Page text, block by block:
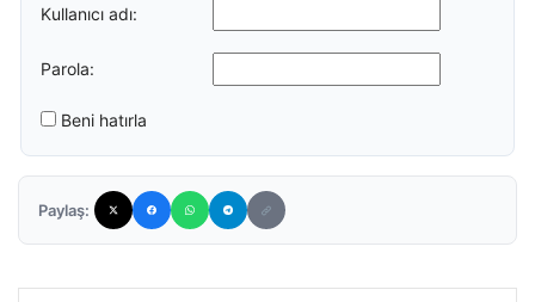
Kullanıcı adı:
Parola:
Beni hatırla
Paylaş: